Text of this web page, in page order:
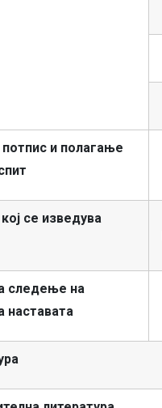
и полагање
се изведува
следење на
наставата